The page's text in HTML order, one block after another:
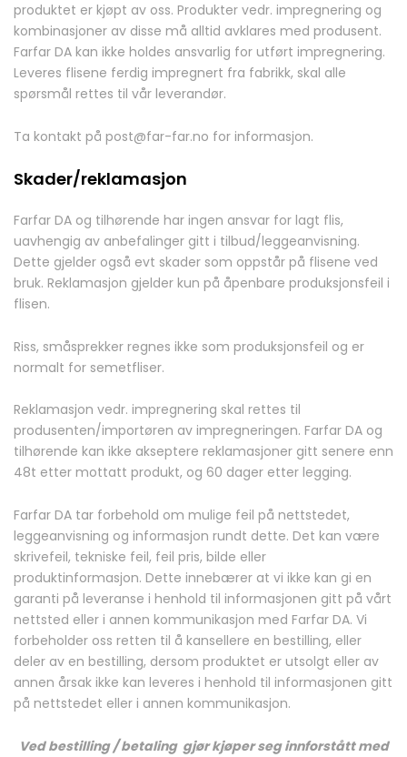
produktet er kjøpt av oss. Produkter vedr. impregnering og
kombinasjoner av disse må alltid avklares med produsent.
Farfar DA kan ikke holdes ansvarlig for utført impregnering.
Leveres flisene ferdig impregnert fra fabrikk, skal alle
spørsmål rettes til vår leverandør.
Ta kontakt på post@far-far.no for informasjon.
Skader/reklamasjon
Farfar DA og tilhørende har ingen ansvar for lagt flis,
uavhengig av anbefalinger gitt i tilbud/leggeanvisning.
Dette gjelder også evt skader som oppstår på flisene ved
bruk. Reklamasjon gjelder kun på åpenbare produksjonsfeil i
flisen.
Riss, småsprekker regnes ikke som produksjonsfeil og er
normalt for semetfliser.
Reklamasjon vedr. impregnering skal rettes til
produsenten/importøren av impregneringen. Farfar DA og
tilhørende kan ikke akseptere reklamasjoner gitt senere enn
48t etter mottatt produkt, og 60 dager etter legging.
Farfar DA tar forbehold om mulige feil på nettstedet,
leggeanvisning og informasjon rundt dette. Det kan være
skrivefeil, tekniske feil, feil pris, bilde eller
produktinformasjon. Dette innebærer at vi ikke kan gi en
garanti på leveranse i henhold til informasjonen gitt på vårt
nettsted eller i annen kommunikasjon med Farfar DA. Vi
forbeholder oss retten til å kansellere en bestilling, eller
deler av en bestilling, dersom produktet er utsolgt eller av
annen årsak ikke kan leveres i henhold til informasjonen gitt
på nettstedet eller i annen kommunikasjon.
Ved bestilling / betaling gjør kjøper seg innforstått med